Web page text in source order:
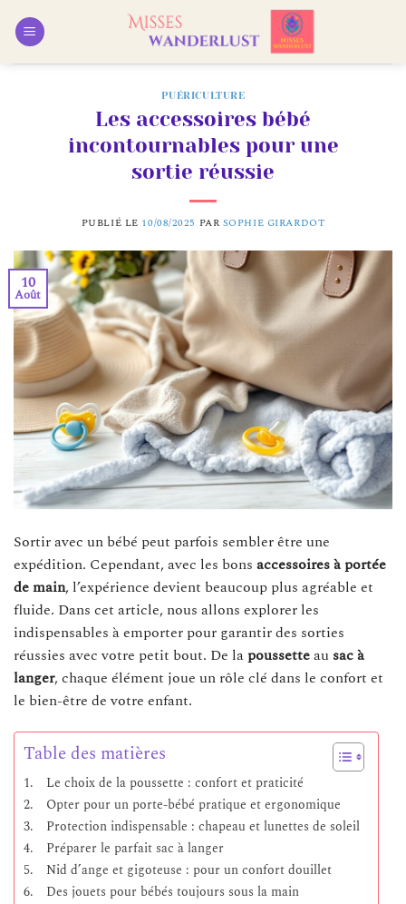
PUÉRICULTURE
Les accessoires bébé
incontournables pour une
sortie réussie
PUBLIÉ LE 10/08/2025 PAR SOPHIE GIRARDOT
10
Août
Sortir avec un bébé peut parfois sembler être une
expédition. Cependant, avec les bons accessoires à portée
de main, l’expérience devient beaucoup plus agréable et
fluide. Dans cet article, nous allons explorer les
indispensables à emporter pour garantir des sorties
réussies avec votre petit bout. De lapoussetteau sac à
langer, chaque élément joue un rôle clé dans le confort et
le bien-être de votre enfant.
Table des matières
Le choix de la poussette : confort et praticité
Opter pour un porte-bébé pratique et ergonomique
Protection indispensable : chapeau et lunettes de soleil
Préparer le parfait sac à langer
Nid d’ange et gigoteuse : pour un confort douillet
Des jouets pour bébés toujours sous la main